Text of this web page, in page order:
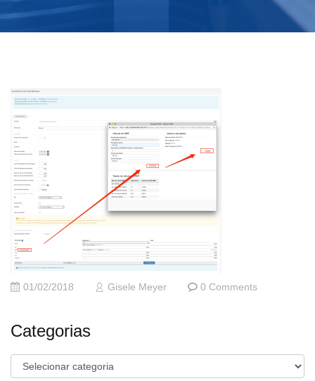
01/02/2018 Gisele Meyer 0 Comments
Categorias
Categorias